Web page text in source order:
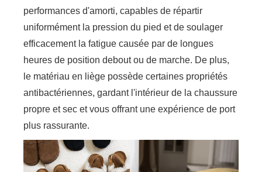
performances d'amorti, capables de répartir
uniformément la pression du pied et de soulager
efficacement la fatigue causée par de longues
heures de position debout ou de marche. De plus,
le matériau en liège possède certaines propriétés
antibactériennes, gardant l'intérieur de la chaussure
propre et sec et vous offrant une expérience de port
plus rassurante.